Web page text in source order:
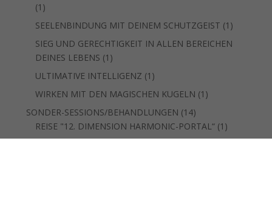
1 1
Produkt
SEELENBINDUNG MIT DEINEM SCHUTZGEIST 1 1
Produkt
SIEG UND GERECHTIGKEIT IN ALLEN BEREICHEN
DEINES LEBENS 1 1
Produkt
ULTIMATIVE INTELLIGENZ 1 1
Produkt
WIRKEN MIT DEN MAGISCHEN KUGELN 1 1
SONDER-SESSIONS/BEHANDLUNGEN 1414
Produkte
REISE "12. DIMENSION HARMONIC-PORTAL“ 1 1
Produkt